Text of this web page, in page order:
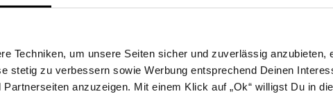
Techniken, um unsere Seiten sicher und zuverlässig anzubieten,
stetig zu verbessern sowie Werbung entsprechend Deinen
anzuzeigen. Mit einem Klick auf „Ok“ willigst Du in
der StVZO